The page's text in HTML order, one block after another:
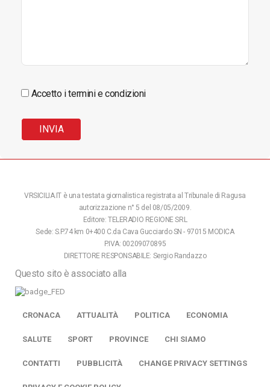
Accetto i termini e condizioni
VRSICILIA.IT è una testata giornalistica registrata al Tribunale di Ragusa
autorizzazione n° 5 del 08/05/2009.
Editore: TELERADIO REGIONE SRL
Sede: S.P.74 km 0+400 C.da Cava Gucciardo SN - 97015 MODICA
P.IVA: 00209070895
DIRETTORE RESPONSABILE: Sergio Randazzo
Questo sito è associato alla
CRONACA ATTUALITÀ POLITICA ECONOMIA
SALUTE SPORT PROVINCE CHI SIAMO
CONTATTI PUBBLICITÀ CHANGE PRIVACY SETTINGS